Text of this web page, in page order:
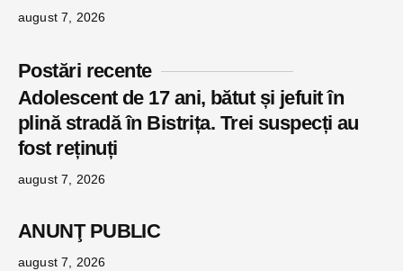
august 7, 2026
Postări recente
Adolescent de 17 ani, bătut și jefuit în
plină stradă în Bistrița. Trei suspecți au
fost reținuți
august 7, 2026
ANUNŢ PUBLIC
august 7, 2026